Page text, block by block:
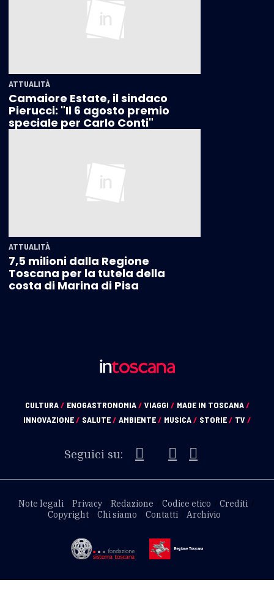
ATTUALITÀ
Camaiore Estate, il sindaco
Pierucci: "Il 6 agosto premio
speciale per Carlo Conti"
ATTUALITÀ
7,5 milioni dalla Regione
Toscana per la tutela della
costa di Marina di Pisa
CULTURA/ ENOGASTRONOMIA/ VIAGGI / MADE IN TOSCANA/
INNOVAZIONE/ SALUTE/ AMBIENTE/ MUSICA/ STORIE/ TV /
Seguici su:
Note legali Privacy Redazione Codice etico
Crediti
Copyright
Chi siamo Contatti Archivio